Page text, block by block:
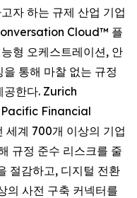
자 하는 규제 산업 기업
Cloud™ 플
형 오케스트레이션, 안
통해 마찰 없는 규정
공한다. Zurich
Financial
계 700개 이상의 기업
규정 준수 리스크를 줄
절감하고, 디지털 전환
의 사전 구축 커넥터를